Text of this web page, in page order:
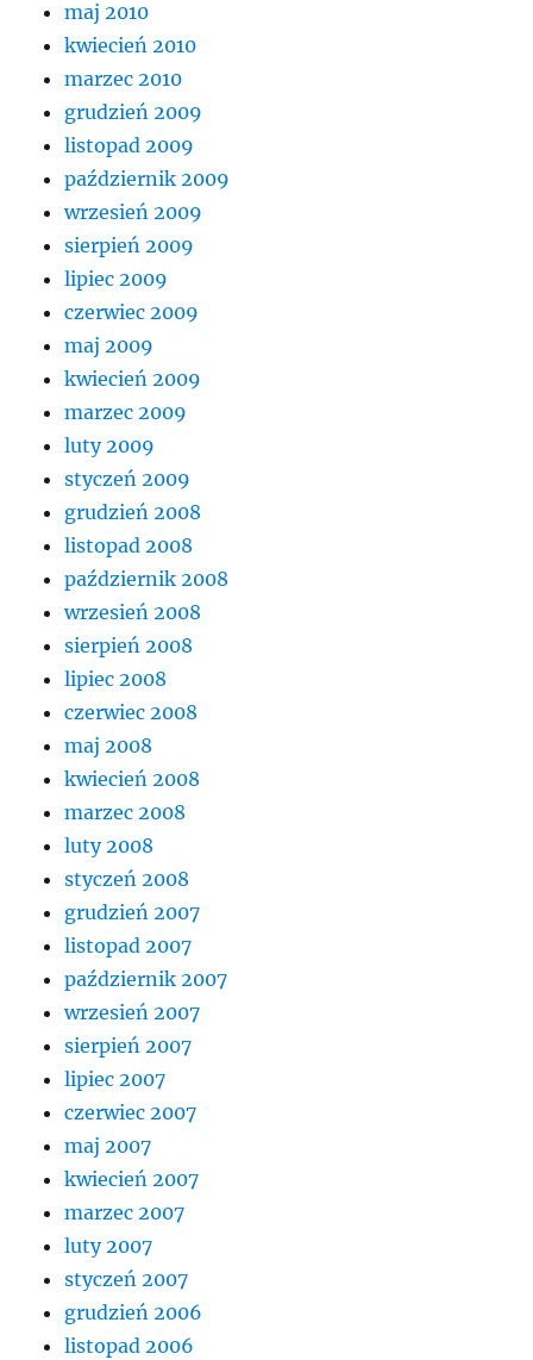
maj 2010
kwiecień 2010
marzec 2010
grudzień 2009
listopad 2009
październik 2009
wrzesień 2009
sierpień 2009
lipiec 2009
czerwiec 2009
maj 2009
kwiecień 2009
marzec 2009
luty 2009
styczeń 2009
grudzień 2008
listopad 2008
październik 2008
wrzesień 2008
sierpień 2008
lipiec 2008
czerwiec 2008
maj 2008
kwiecień 2008
marzec 2008
luty 2008
styczeń 2008
grudzień 2007
listopad 2007
październik 2007
wrzesień 2007
sierpień 2007
lipiec 2007
czerwiec 2007
maj 2007
kwiecień 2007
marzec 2007
luty 2007
styczeń 2007
grudzień 2006
listopad 2006